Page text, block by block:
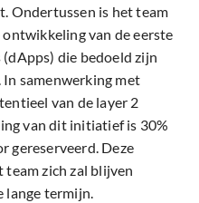
Ondertussen is het team
van de eerste
die bedoeld zijn
samenwerking met
van de layer 2
van dit initiatief is 30%
gereserveerd. Deze
zich zal blijven
lange termijn.